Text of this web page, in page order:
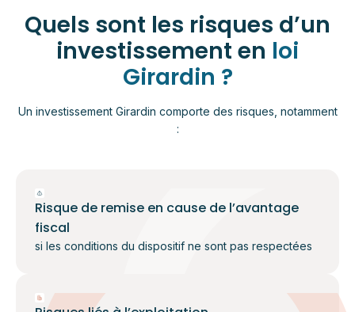
Quels sont les risques d’un
investissement en loi
Girardin ?
Un investissement Girardin comporte des risques, notamment
:
Risque de remise en cause de l’avantage
fiscal
si les conditions du dispositif ne sont pas respectées